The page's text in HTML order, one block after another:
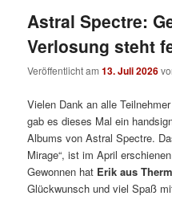
Astral Spectre:
Verlosung steht
Veröffentlicht am13. Juli 2026
Vielen Dank an alle
gab es dieses Mal ein
Albums von Astral Spectre.
Mirage“, ist im April
Gewonnen hat Erik aus
Glückwunsch und viel Spaß